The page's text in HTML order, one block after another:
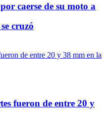
caerse de su moto a
cruzó
fueron de entre 20 y